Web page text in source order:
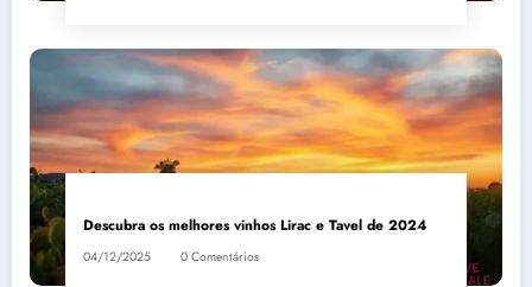
Descubra os melhores vinhos Lirac e Tavel de 2024
04/12/2025 0 Comentários